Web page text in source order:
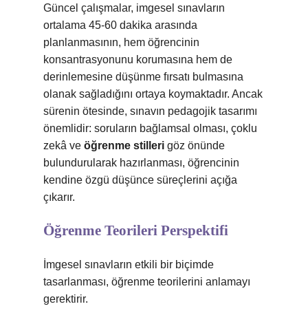
Güncel çalışmalar, imgesel sınavların
ortalama 45-60 dakika arasında
planlanmasının, hem öğrencinin
konsantrasyonunu korumasına hem de
derinlemesine düşünme fırsatı bulmasına
olanak sağladığını ortaya koymaktadır. Ancak
sürenin ötesinde, sınavın pedagojik tasarımı
önemlidir: soruların bağlamsal olması, çoklu
zekâ ve öğrenme stilleri göz önünde
bulundurularak hazırlanması, öğrencinin
kendine özgü düşünce süreçlerini açığa
çıkarır.
Öğrenme Teorileri Perspektifi
İmgesel sınavların etkili bir biçimde
tasarlanması, öğrenme teorilerini anlamayı
gerektirir.